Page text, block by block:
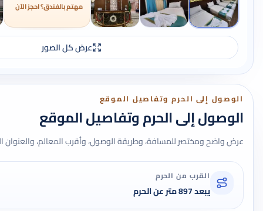
مهتم بالفندق؟ احجز الآن
عرض كل الصور
الوصول إلى الحرم وتفاصيل الموقع
الوصول إلى الحرم وتفاصيل الموقع
عرض واضح ومختصر للمسافة، وطريقة الوصول، وأقرب المعالم، والعنوان
القرب من الحرم
يبعد 897 متر عن الحرم